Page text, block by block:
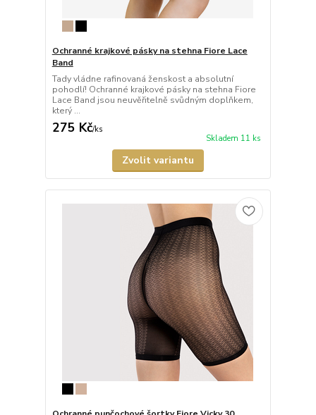
Ochranné krajkové pásky na stehna Fiore Lace
Band
Tady vládne rafinovaná ženskost a absolutní
pohodlí! Ochranné krajkové pásky na stehna Fiore
Lace Band jsou neuvěřitelně svůdným doplňkem,
který ...
275 Kč/ks
Skladem 11 ks
Zvolit variantu